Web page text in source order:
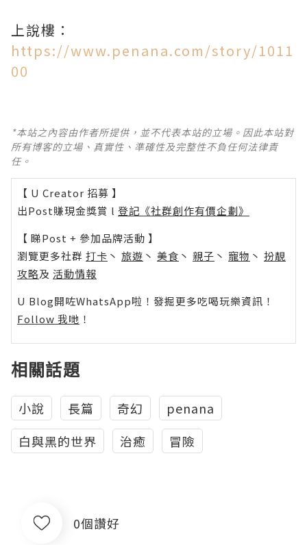
上說樓：
https://www.penana.com/story/1011
00
*本站之內容由作者所提供，並不代表本站的立場。因此本站對
所有博客的立場、真實性、準確性及完整性不負任何法律責
任。
【 U Creator 招募 】
出Post賺現金獎賞 l 登記《社群創作有價企劃》
【 睇Post + 參加品牌活動 】
瀏覽更多社群 打卡 丶 旅遊 丶 美食 丶 親子 丶 寵物 丶 扮靚
攻略及 活動情報
U Blog開咗WhatsApp啦！發掘更多吃喝玩樂資訊！
Follow 我哋 ！
相關話題
小說 長篇 奇幻
penana
白與黑的世界
治癒 冒險
0個讚好